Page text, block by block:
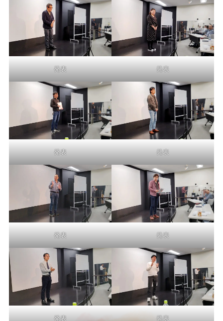
発表 発表
発表 発表
発表 発表
発表 発表